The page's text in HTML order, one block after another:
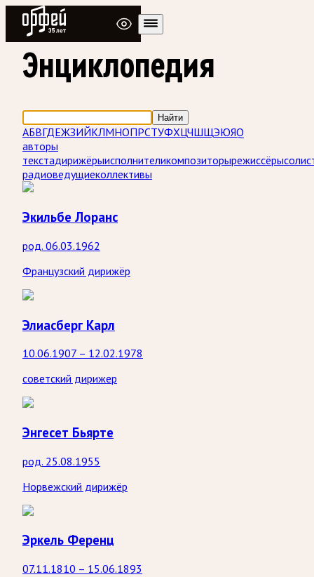
Радио Орфей
Энциклопедия
Найти
АБВГДЕЖЗИЙКЛМНОПРСТУФХЦЧШЩЭЮЯQ
авторы
текстадирижёрыисполнителикомпозиторырежиссёры
радиоведущиеколлективы
Экильбе Лоранс
род. 06.03.1962
Французский дирижёр
Элиасберг Карл
10.06.1907 – 12.02.1978
советский дирижер
Энгесет Бьярте
род. 25.08.1955
Норвежский дирижёр
Эркель Ференц
07.11.1810 – 15.06.1893